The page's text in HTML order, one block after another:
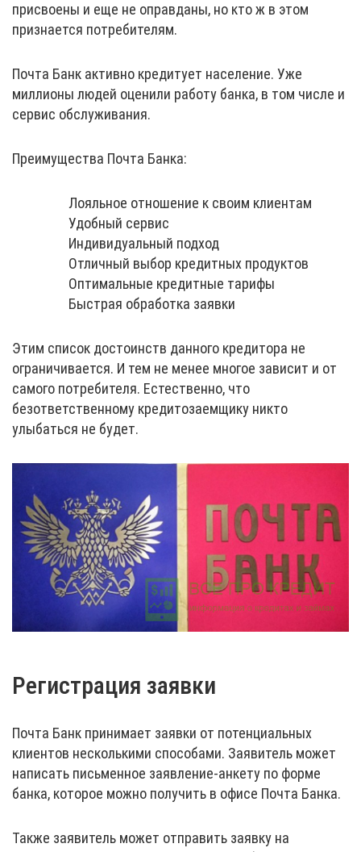
присвоены и еще не оправданы, но кто ж в этом
признается потребителям.
Почта Банк активно кредитует население. Уже
миллионы людей оценили работу банка, в том числе и
сервис обслуживания.
Преимущества Почта Банка:
Лояльное отношение к своим клиентам
Удобный сервис
Индивидуальный подход
Отличный выбор кредитных продуктов
Оптимальные кредитные тарифы
Быстрая обработка заявки
Этим список достоинств данного кредитора не
ограничивается. И тем не менее многое зависит и от
самого потребителя. Естественно, что
безответственному кредитозаемщику никто
улыбаться не будет.
Регистрация заявки
Почта Банк принимает заявки от потенциальных
клиентов несколькими способами. Заявитель может
написать письменное заявление-анкету по форме
банка, которое можно получить в офисе Почта Банка.
Также заявитель может отправить заявку на